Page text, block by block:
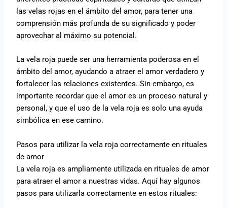
las velas rojas en el ámbito del amor, para tener una
comprensión más profunda de su significado y poder
aprovechar al máximo su potencial.
La vela roja puede ser una herramienta poderosa en el
ámbito del amor, ayudando a atraer el amor verdadero y
fortalecer las relaciones existentes. Sin embargo, es
importante recordar que el amor es un proceso natural y
personal, y que el uso de la vela roja es solo una ayuda
simbólica en ese camino.
Pasos para utilizar la vela roja correctamente en rituales
de amor
La vela roja es ampliamente utilizada en rituales de amor
para atraer el amor a nuestras vidas. Aquí hay algunos
pasos para utilizarla correctamente en estos rituales: